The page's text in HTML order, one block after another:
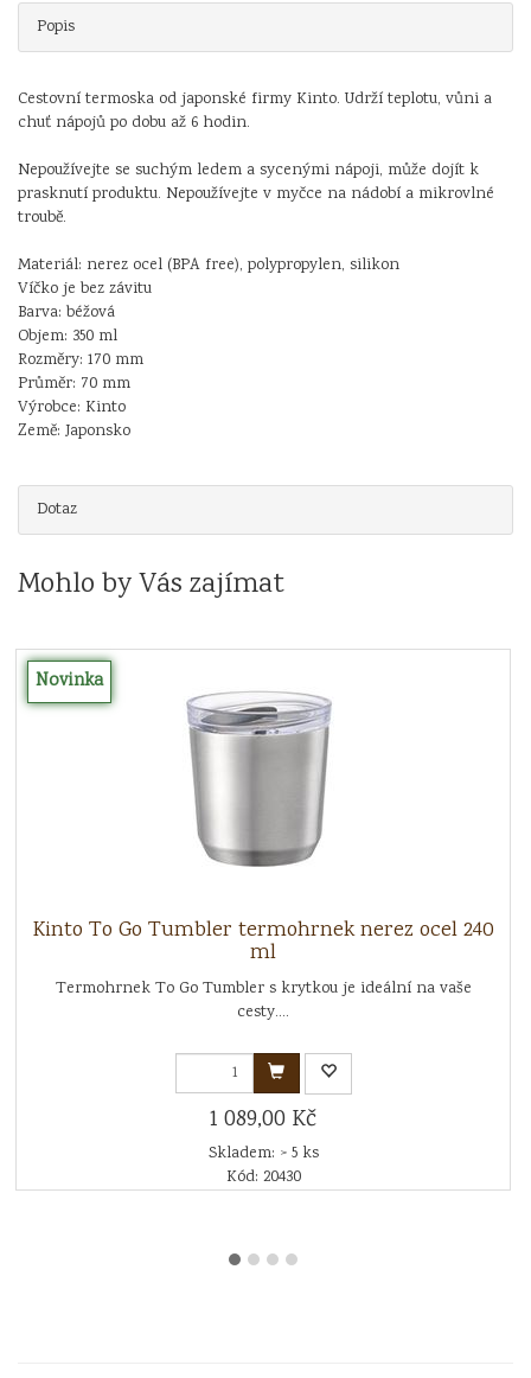
Popis
Cestovní termoska od japonské firmy Kinto. Udrží teplotu, vůni a
chuť nápojů po dobu až 6 hodin.
Nepoužívejte se suchým ledem a sycenými nápoji, může dojít k
prasknutí produktu. Nepoužívejte v myčce na nádobí a mikrovlné
troubě.
Materiál: nerez ocel (BPA free), polypropylen, silikon
Víčko je bez závitu
Barva: béžová
Objem: 350 ml
Rozměry: 170 mm
Průměr: 70 mm
Výrobce: Kinto
Země: Japonsko
Dotaz
Mohlo by Vás zajímat
Novinka
Kinto To Go Tumbler termohrnek nerez ocel 240
ml
Termohrnek To Go Tumbler s krytkou je ideální na vaše
cesty....
1 089,00 Kč
Skladem: > 5 ks
Kód: 20430